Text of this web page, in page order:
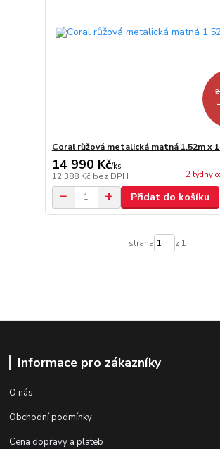
Coral růžová metalická matná 1.52m x
14 990 Kč/ks
12 388 Kč bez DPH 2 týdny
Přidat do košíku
strana z 1
Informace pro zákazníky
O nás
Obchodní podmínky
Cena dopravy a plateb